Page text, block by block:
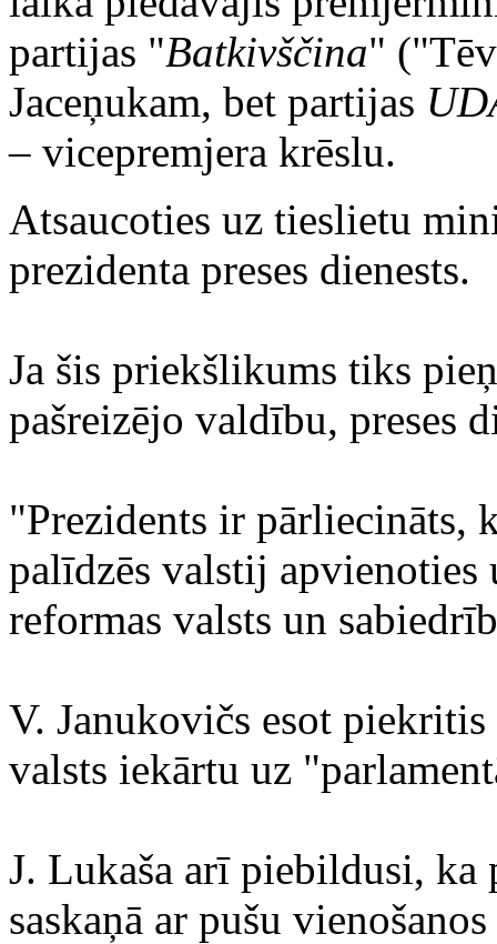
partijas "Batkivščina"
Jaceņukam, bet partijas
– vicepremjera krēslu.
Atsaucoties uz tieslietu
prezidenta preses dienests.
Ja šis priekšlikums tiks
pašreizējo valdību, preses
"Prezidents ir pārliecināts,
palīdzēs valstij apvienoties
reformas valsts un
V. Janukovičs esot
valsts iekārtu uz
J. Lukaša arī piebildusi, ka
saskaņā ar pušu